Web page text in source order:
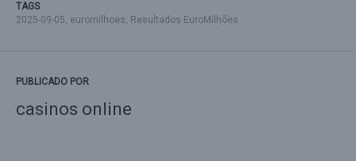
TAGS
2025-09-05, euromilhoes, Resultados EuroMilhões
PUBLICADO POR
casinos online